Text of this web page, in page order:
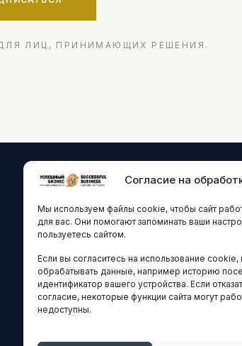
Согласие на
Мы используем файлы cookie, чтобы сайт
для вас. Они помогают запоминать ваши
пользуетесь сайтом.
Если вы согласитесь на использование
обрабатывать данные, например историю
идентификатор вашего устройства. Если
согласие, некоторые функции сайта могут
недоступны.
ЛИЦ, ПРИНИМАЮЩИХ РЕШЕНИЯ.
ТЕХНОЛОГИИ И
ИННОВАЦИИ
Стартапы и исследования
Цифровая экономика
Остальные новости
ДЕЛОВОЕ